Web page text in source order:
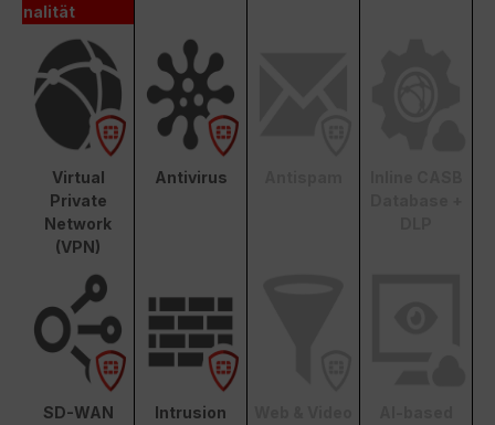
nalität
Virtual
Private
Network
(VPN)
Antivirus
SD-WAN
Intrusion